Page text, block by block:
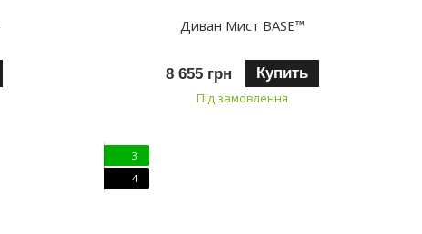
Диван Мист BASE™
8 655 грн Купить
Під замовлення
3
4